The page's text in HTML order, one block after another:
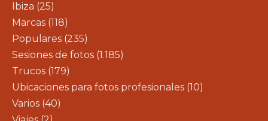
Ibiza (25)
Marcas (118)
Populares (235)
Sesiones de fotos (1.185)
Trucos (179)
Ubicaciones para fotos profesionales (10)
Varios (40)